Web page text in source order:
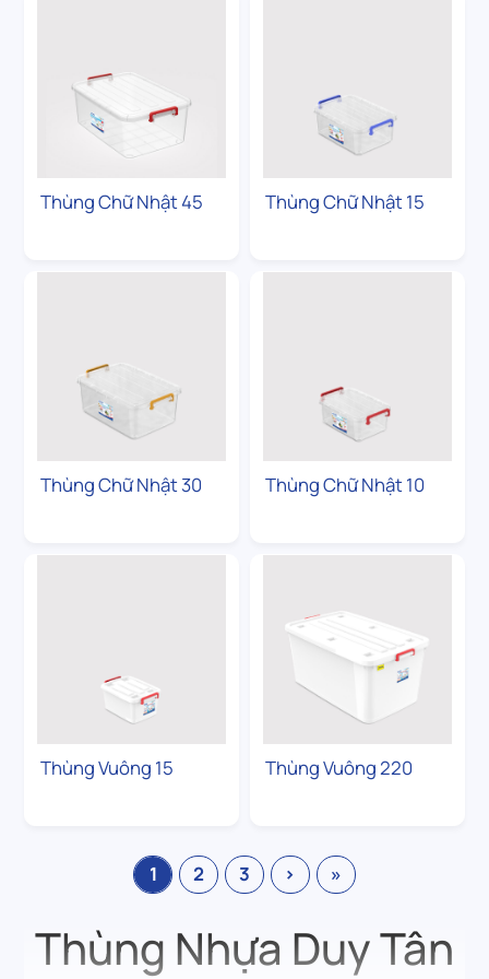
Thùng Chữ Nhật 45 Thùng Chữ Nhật 15
Thùng Chữ Nhật 30 Thùng Chữ Nhật 10
Thùng Vuông 15 Thùng Vuông 220
1 2 3 › »
Thùng Nhựa Duy Tân